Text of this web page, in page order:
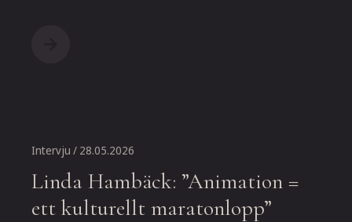
Intervju / 28.05.2026
Linda Hambäck: ”Animation =
ett kulturellt maratonlopp”